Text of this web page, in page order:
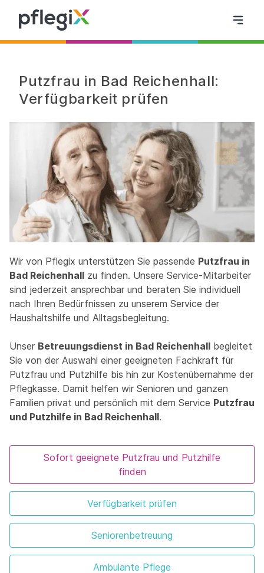
Putzfrau in Bad Reichenhall:
Verfügbarkeit prüfen
Wir von Pflegix unterstützen Sie passende Putzfrau in
Bad Reichenhall zu finden. Unsere Service-Mitarbeiter
sind jederzeit ansprechbar und beraten Sie individuell
nach Ihren Bedürfnissen zu unserem Service der
Haushaltshilfe und Alltagsbegleitung.
Unser Betreuungsdienst in Bad Reichenhall begleitet
Sie von der Auswahl einer geeigneten Fachkraft für
Putzfrau und Putzhilfe bis hin zur Kostenübernahme der
Pflegkasse. Damit helfen wir Senioren und ganzen
Familien privat und persönlich mit dem Service Putzfrau
und Putzhilfe in Bad Reichenhall.
Sofort geeignete Putzfrau und Putzhilfe
finden
Verfügbarkeit prüfen
Seniorenbetreuung
Ambulante Pflege